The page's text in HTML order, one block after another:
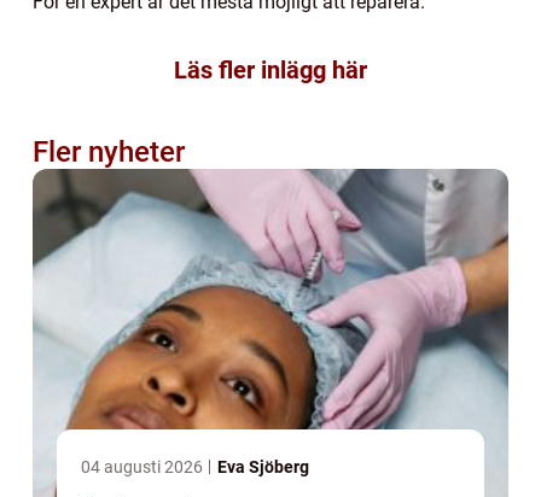
Läs fler inlägg här
Fler nyheter
04 augusti 2026 Eva Sjöberg